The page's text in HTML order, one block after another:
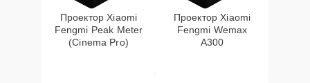
Проектор Xiaomi
Fengmi Peak Meter
(Cinema Pro)
Проектор Xiaomi
Fengmi Wemax
A300